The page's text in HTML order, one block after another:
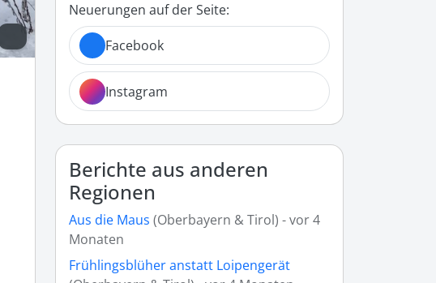
Neuerungen auf der Seite:
Facebook
Instagram
Berichte aus anderen
Regionen
Aus die Maus (Oberbayern & Tirol) - vor 4
Monaten
Frühlingsblüher anstatt Loipengerät